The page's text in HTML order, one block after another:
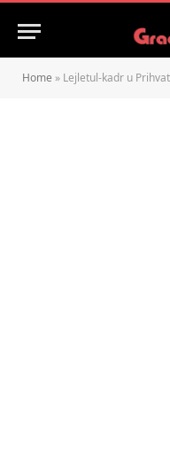
Home » Lejletul-kadr u